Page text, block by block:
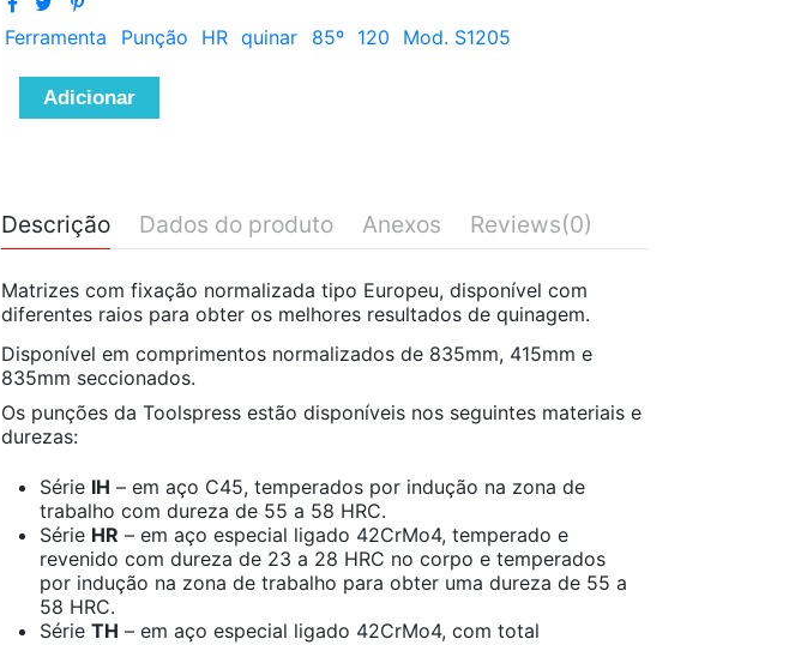
Ferramenta Punção HR quinar 85º 120 Mod. S1205
Adicionar
Descrição Dados do produto Anexos Reviews(0)
Matrizes com fixação normalizada tipo Europeu, disponível com
diferentes raios para obter os melhores resultados de quinagem.
Disponível em comprimentos normalizados de 835mm, 415mm e
835mm seccionados.
Os punções da Toolspress estão disponíveis nos seguintes materiais e
durezas:
Série IH – em aço C45, temperados por indução na zona de
trabalho com dureza de 55 a 58 HRC.
Série HR – em aço especial ligado 42CrMo4, temperado e
revenido com dureza de 23 a 28 HRC no corpo e temperados
por indução na zona de trabalho para obter uma dureza de 55 a
58 HRC.
Série TH – em aço especial ligado 42CrMo4, com total